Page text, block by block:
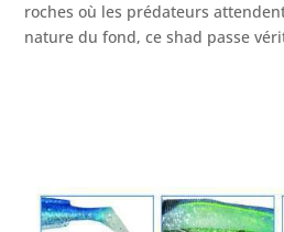
roches où les prédateurs
nature du fond, ce shad passe